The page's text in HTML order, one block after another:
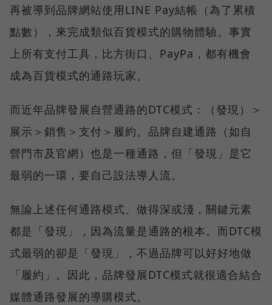
再被導到品牌網站使用LINE Pay結帳（為了累積
點數），來完成類似百貨模式的購物體驗。事實
上所有支付工具，比方街口、PayPa，都有機會
成為百貨模式的通路玩家。
而近年品牌發展自營通路的DTC模式：（發現）＞
展示＞銷售＞支付＞履約。品牌自建通路（如自
營門市及官網）也是一種通路，但「發現」是它
最弱的一環，要自己設法導人流。
無論上述任何通路模式、做得深或淺，關鍵元素
都是「發現」，因為流量是通路的根本。而DTC模
式最弱的卻是「發現」，不過品牌可以好好地做
「履約」。因此，品牌發展DTC模式就很適合結合
媒體通路發展的導購模式。